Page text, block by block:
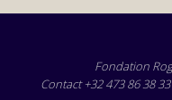
Fondation
Contact +32 473 86 38